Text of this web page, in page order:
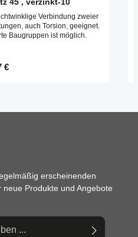
45 , verzinkt-10
Verbindung zweier
auch Torsion, geeignet.
Baugruppen ist möglich.
Preis:
€
erscheinenden
Produkte und Angebote